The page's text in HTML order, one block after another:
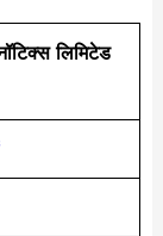
लिमिटेड